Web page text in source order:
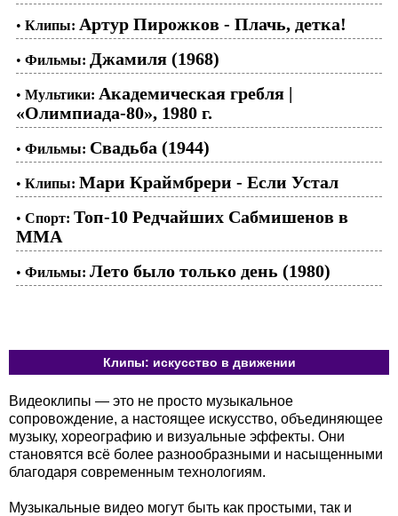
• Клипы: Артур Пирожков - Плачь, детка!
• Фильмы: Джамиля (1968)
• Мультики: Академическая гребля |
«Олимпиада-80», 1980 г.
• Фильмы: Свадьба (1944)
• Клипы: Мари Краймбрери - Если Устал
• Спорт: Топ-10 Редчайших Сабмишенов в
ММА
• Фильмы: Лето было только день (1980)
Клипы: искусство в движении
Видеоклипы — это не просто музыкальное
сопровождение, а настоящее искусство, объединяющее
музыку, хореографию и визуальные эффекты. Они
становятся всё более разнообразными и насыщенными
благодаря современным технологиям.
Музыкальные видео могут быть как простыми, так и